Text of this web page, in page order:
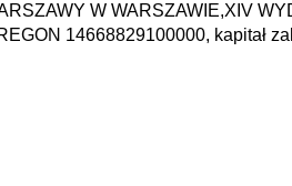
W WARSZAWIE,XIV
14668829100000, kapitał